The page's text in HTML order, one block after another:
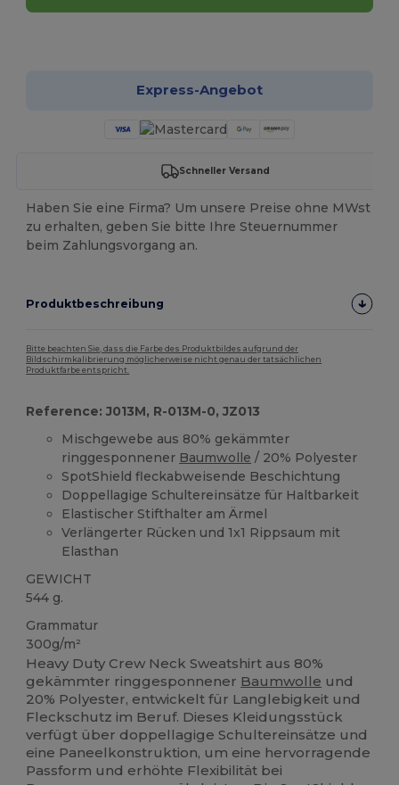
Express-Angebot
Schneller Versand
Haben Sie eine Firma? Um unsere Preise ohne MWst
zu erhalten, geben Sie bitte Ihre Steuernummer
beim Zahlungsvorgang an.
Produktbeschreibung
Bitte beachten Sie, dass die Farbe des Produktbildes aufgrund der
Bildschirmkalibrierung möglicherweise nicht genau der tatsächlichen
Produktfarbe entspricht.
Reference: J013M, R-013M-0, JZ013
Mischgewebe aus 80% gekämmter
ringgesponnener Baumwolle / 20% Polyester
SpotShield fleckabweisende Beschichtung
Doppellagige Schultereinsätze für Haltbarkeit
Elastischer Stifthalter am Ärmel
Verlängerter Rücken und 1x1 Rippsaum mit
Elasthan
GEWICHT
544 g.
Grammatur
300g/m²
Heavy Duty Crew Neck Sweatshirt aus 80%
gekämmter ringgesponnener Baumwolle und
20% Polyester, entwickelt für Langlebigkeit und
Fleckschutz im Beruf. Dieses Kleidungsstück
verfügt über doppellagige Schultereinsätze und
eine Paneelkonstruktion, um eine hervorragende
Passform und erhöhte Flexibilität bei